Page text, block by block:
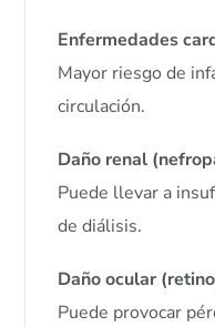
Enfermedades
Mayor riesgo de
circulación.
Daño renal
Puede llevar a
de diálisis.
Daño ocular
Puede provocar